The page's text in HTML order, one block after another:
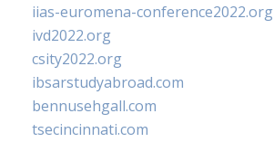
iias-euromena-conference2022.org
ivd2022.org
csity2022.org
ibsarstudyabroad.com
bennusehgall.com
tsecincinnati.com